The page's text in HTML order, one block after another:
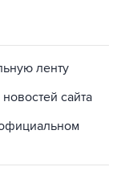
ленту
сайта